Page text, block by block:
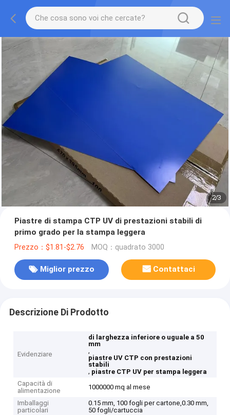
2/3
Piastre di stampa CTP UV di prestazioni stabili di
primo grado per la stampa leggera
Prezzo：$1.81-$2.76 MOQ：quadrato 3000
Miglior prezzo Contattaci
Descrizione Di Prodotto
Evidenziare
di larghezza inferiore o uguale a 50
mm
,
piastre UV CTP con prestazioni
stabili
, piastre CTP UV per stampa leggera
Capacità di
alimentazione
1000000 mq al mese
Imballaggi
particolari
0.15 mm, 100 fogli per cartone,0.30 mm,
50 fogli/cartuccia